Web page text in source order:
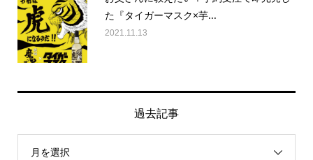
た『タイガーマスク×芋...
2021.11.13
過去記事
月を選択